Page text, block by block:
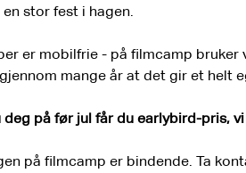
stor fest i hagen.
er mobilfrie - på filmcamp
mange år at det gir et helt
deg på før jul får du earlybird-pris,
på filmcamp er bindende. Ta